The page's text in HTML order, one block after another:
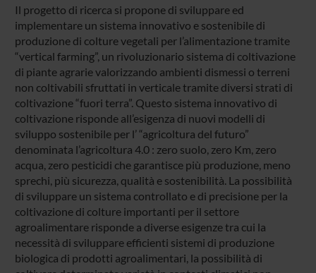
Il progetto di ricerca si propone di sviluppare ed
implementare un sistema innovativo e sostenibile di
produzione di colture vegetali per l’alimentazione tramite
“vertical farming”, un rivoluzionario sistema di coltivazione
di piante agrarie valorizzando ambienti dismessi o terreni
non coltivabili sfruttati in verticale tramite diversi strati di
coltivazione “fuori terra”. Questo sistema innovativo di
coltivazione risponde all’esigenza di nuovi modelli di
sviluppo sostenibile per l’ “agricoltura del futuro”
denominata l’agricoltura 4.0 : zero suolo, zero Km, zero
acqua, zero pesticidi che garantisce più produzione, meno
sprechi, più sicurezza, qualità e sostenibilità. La possibilità
di sviluppare un sistema controllato e di precisione per la
coltivazione di colture importanti per il settore
agroalimentare risponde a diverse esigenze tra cui la
necessità di sviluppare efficienti sistemi di produzione
biologica di prodotti agroalimentari, la possibilità di